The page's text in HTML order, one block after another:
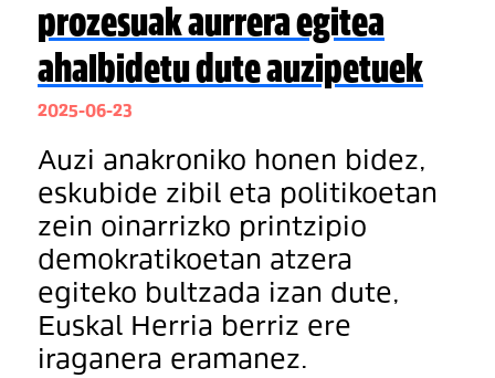
prozesuak aurrera egitea
ahalbidetu dute auzipetuek
2025-06-23
Auzi anakroniko honen bidez,
eskubide zibil eta politikoetan
zein oinarrizko printzipio
demokratikoetan atzera
egiteko bultzada izan dute,
Euskal Herria berriz ere
iraganera eramanez.